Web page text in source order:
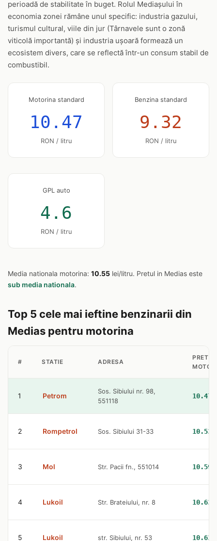
perioadă de stabilitate în buget. Rolul Mediașului în
economia zonei rămâne unul specific: industria gazului,
turismul cultural, viile din jur (Târnavele sunt o zonă
viticolă importantă) și industria ușoară formează un
ecosistem divers, care se reflectă într-un consum stabil de
combustibil.
Motorina standard
10.47
RON / litru
Benzina standard
9.32
RON / litru
GPL auto
4.6
RON / litru
Media nationala motorina: 10.55 lei/litru. Pretul in Medias este
sub media nationala.
Top 5 cele mai ieftine benzinarii din
Medias pentru motorina
# STATIE ADRESA
PRET
1 Petrom
Sos. Sibiului nr. 98,
551118
10.47
2 Rompetrol Sos. Sibiului 31-33 10.53
3 Mol Str. Pacii fn., 551014 10.59
4 Lukoil Str. Brateiului, nr. 8 10.63
5 Lukoil str. Sibiului, nr. 53 10.63